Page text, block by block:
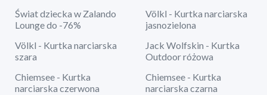
Świat dziecka w Zalando
Lounge do -76%
Völkl - Kurtka narciarska
jasnozielona
Völkl - Kurtka narciarska
szara
Jack Wolfskin - Kurtka
Outdoor różowa
Chiemsee - Kurtka
narciarska czerwona
Chiemsee - Kurtka
narciarska czarna